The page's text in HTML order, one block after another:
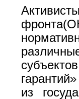
из